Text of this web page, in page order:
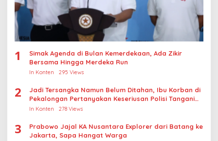
1
Simak Agenda di Bulan Kemerdekaan, Ada Zikir
Bersama Hingga Merdeka Run
In Konten 295 Views
2
Jadi Tersangka Namun Belum Ditahan, Ibu Korban di
Pekalongan Pertanyakan Keseriusan Polisi Tangani
Kasus Rudapksa Sampai Anaknya Hamil
In Konten 278 Views
3
Prabowo Jajal KA Nusantara Explorer dari Batang ke
Jakarta, Sapa Hangat Warga